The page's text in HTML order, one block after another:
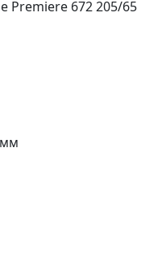
Premiere 672 205/65